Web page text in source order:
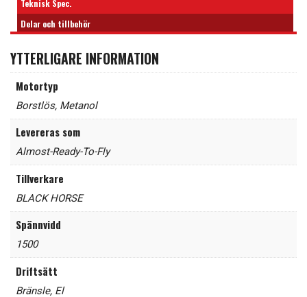
Teknisk Spec.
Delar och tillbehör
YTTERLIGARE INFORMATION
Motortyp
Borstlös, Metanol
Levereras som
Almost-Ready-To-Fly
Tillverkare
BLACK HORSE
Spännvidd
1500
Driftsätt
Bränsle, El